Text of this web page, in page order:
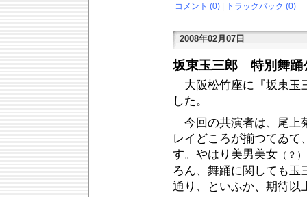
コメント (0) トラックバック (0)
2008年02月07日
坂東玉三郎 特別舞踊
大阪松竹座に『坂東玉
した。
今回の共演者は、尾上
レイどころが揃つてゐて
す。やはり美男美女 （？）
ろん、舞踊に関しても玉
通り、といふか、期待以